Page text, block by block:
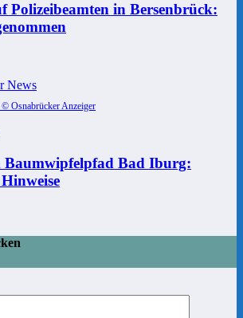
Polizeibeamten in Bersenbrück:
Osnabrücker Anzeiger
Bad Iburg: